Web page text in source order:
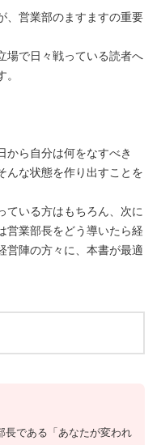
、営業部のますますの重要
場で日々戦っている読者へ
から自分は何をなすべき
んな状態を作り出すことを
ている方はもちろん、次に
営業部長をどう導いたら経
営陣の方々に、本書が最適
長である「あなたが変われ